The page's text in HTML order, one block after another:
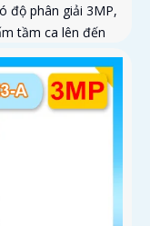
độ phân giải 3MP,
tầm ca lên đến